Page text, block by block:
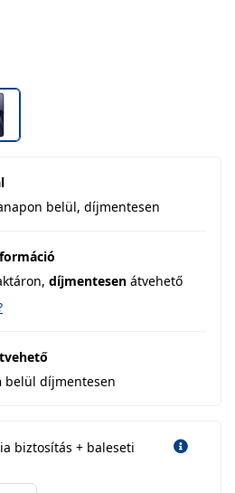
belül, díjmentesen
díjmentesen átvehető
belül díjmentesen
biztosítás + baleseti